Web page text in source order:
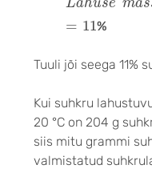
Lahuse mas
= 11
11 %
Tuuli jõi seega 11%
Kui suhkru
20 °C on 204 g
siis mitu grammi
valmistatud